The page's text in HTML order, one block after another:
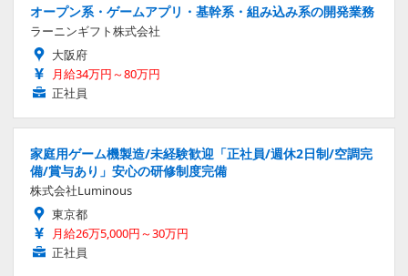
オープン系・ゲームアプリ・基幹系・組み込み系の開発業務
ラーニンギフト株式会社
大阪府
月給34万円～80万円
正社員
家庭用ゲーム機製造/未経験歓迎「正社員/週休2日制/空調完
備/賞与あり」安心の研修制度完備
株式会社Luminous
東京都
月給26万5,000円～30万円
正社員